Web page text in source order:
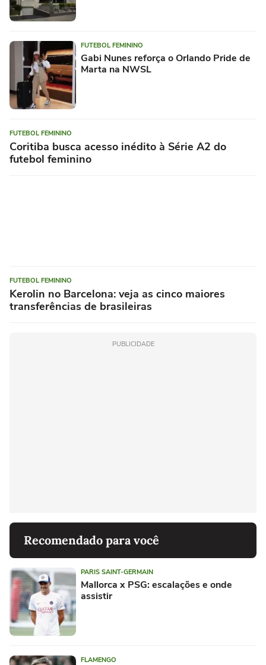
FUTEBOL FEMININO
Gabi Nunes reforça o Orlando Pride de
Marta na NWSL
FUTEBOL FEMININO
Coritiba busca acesso inédito à Série A2 do
futebol feminino
FUTEBOL FEMININO
Kerolin no Barcelona: veja as cinco maiores
transferências de brasileiras
PUBLICIDADE
Recomendado para você
PARIS SAINT-GERMAIN
Mallorca x PSG: escalações e onde
assistir
FLAMENGO